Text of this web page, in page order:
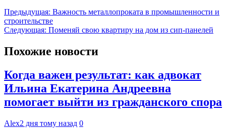
Навигация
по
Предыдущая: Важность металлопроката в промышленности и
строительстве
Следующая: Поменяй свою квартиру на дом из сип-панелей
Похожие новости
Когда важен результат: как адвокат
Ильина Екатерина Андреевна
помогает выйти из гражданского спора
Alex2 дня тому назад 0